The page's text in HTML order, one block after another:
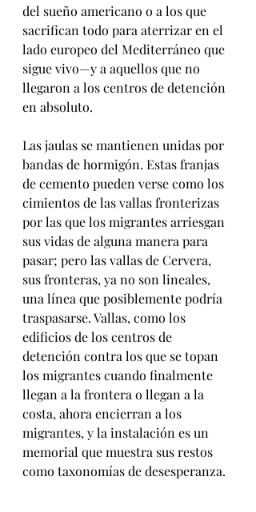
del sueño americano o a los que
sacrifican todo para aterrizar en el
lado europeo del Mediterráneo que
sigue vivo—y a aquellos que no
llegaron a los centros de detención
en absoluto.
Las jaulas se mantienen unidas por
bandas de hormigón. Estas franjas
de cemento pueden verse como los
cimientos de las vallas fronterizas
por las que los migrantes arriesgan
sus vidas de alguna manera para
pasar; pero las vallas de Cervera,
sus fronteras, ya no son lineales,
una línea que posiblemente podría
traspasarse. Vallas, como los
edificios de los centros de
detención contra los que se topan
los migrantes cuando finalmente
llegan a la frontera o llegan a la
costa, ahora encierran a los
migrantes, y la instalación es un
memorial que muestra sus restos
como taxonomías de desesperanza.